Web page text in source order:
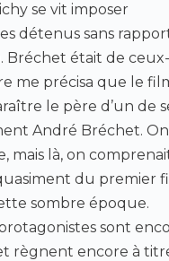
se vit imposer
détenus sans
Bréchet était de
me précisa que le
le père d’un de
André Bréchet. On
mais là, on
du premier
sombre époque.
sont
règnent encore à